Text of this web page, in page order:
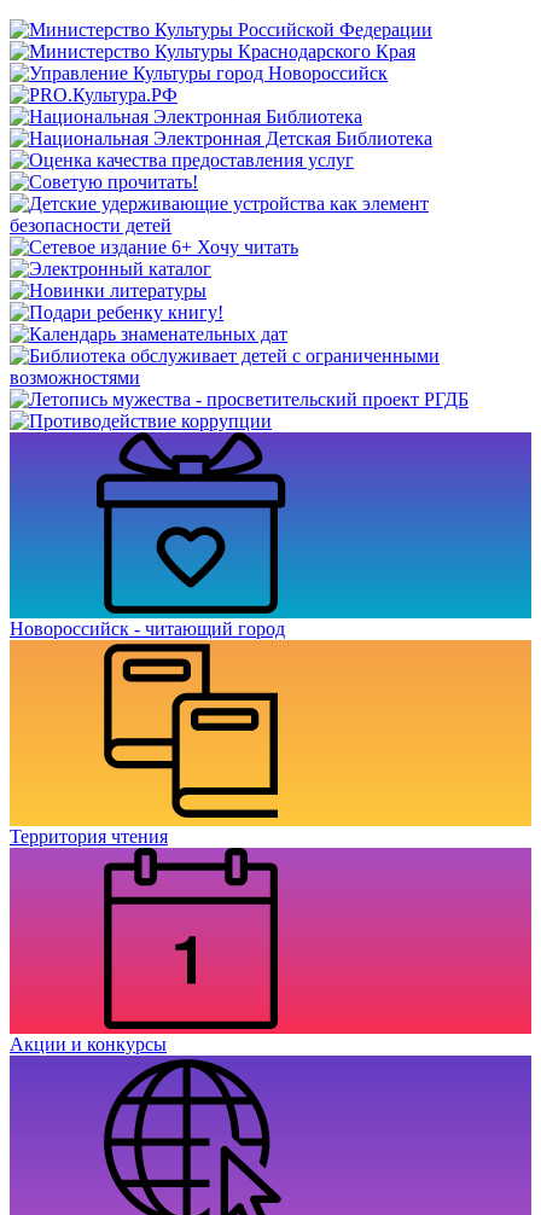
Новороссийск - читающий город
Территория чтения
Акции и конкурсы